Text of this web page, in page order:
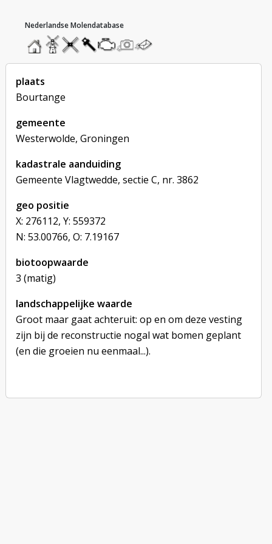
homemolendatabase
roedendatabase
assendatabase
motorendatabase
stuur
een
foto
stuur
een
bericht
plaats
Bourtange
gemeente
Westerwolde, Groningen
kadastrale aanduiding
Gemeente Vlagtwedde, sectie C, nr. 3862
geo positie
X: 276112, Y: 559372
N: 53.00766, O: 7.19167
biotoopwaarde
3 (matig)
landschappelijke waarde
Groot maar gaat achteruit: op en om deze vesting
zijn bij de reconstructie nogal wat bomen geplant
(en die groeien nu eenmaal...).